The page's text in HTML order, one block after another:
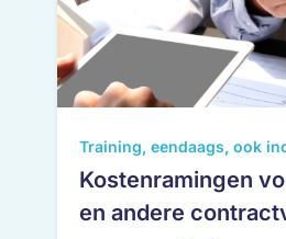
Training, eendaags, ook
Kostenramingen
en andere
Dit
product
meerdere